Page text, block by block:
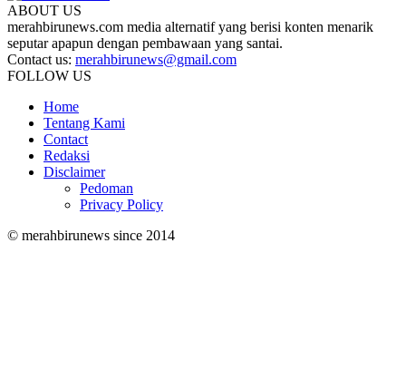
ABOUT US
merahbirunews.com media alternatif yang berisi konten menarik
seputar apapun dengan pembawaan yang santai.
Contact us: merahbirunews@gmail.com
FOLLOW US
Home
Tentang Kami
Contact
Redaksi
Disclaimer
Pedoman
Privacy Policy
© merahbirunews since 2014